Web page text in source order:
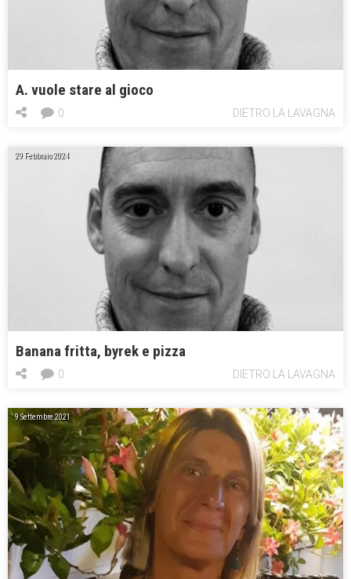
A. vuole stare al gioco
DIETRO LA LAVAGNA
0
29 Febbraio 2024
Banana fritta, byrek e pizza
DIETRO LA LAVAGNA
0
9 Settembre 2021